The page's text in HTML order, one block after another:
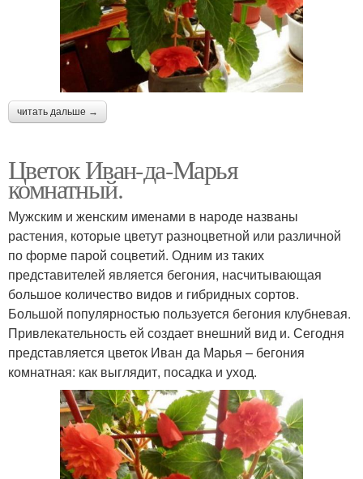
читать дальше →
Цветок Иван-да-Марья
комнатный.
Мужским и женским именами в народе названы
растения, которые цветут разноцветной или различной
по форме парой соцветий. Одним из таких
представителей является бегония, насчитывающая
большое количество видов и гибридных сортов.
Большой популярностью пользуется бегония клубневая.
Привлекательность ей создает внешний вид и. Сегодня
представляется цветок Иван да Марья – бегония
комнатная: как выглядит, посадка и уход.